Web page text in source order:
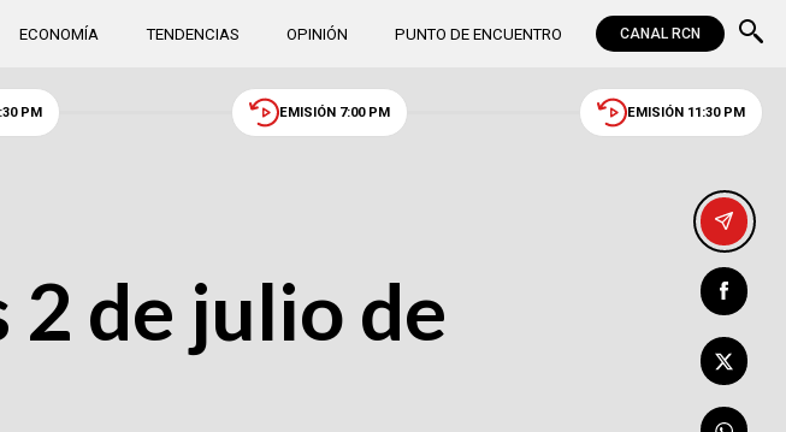
ECONOMÍA TENDENCIAS OPINIÓN PUNTO DE ENCUENTRO CANAL RCN
PM EMISIÓN 7:00 PM EMISIÓN 11:30 PM
2 de julio de